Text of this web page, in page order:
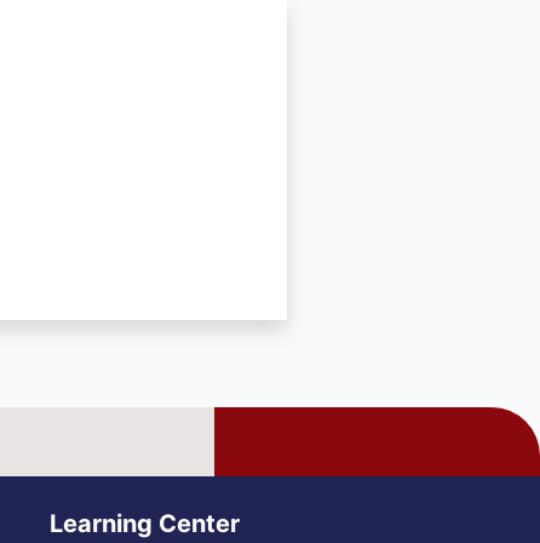
Learning Center